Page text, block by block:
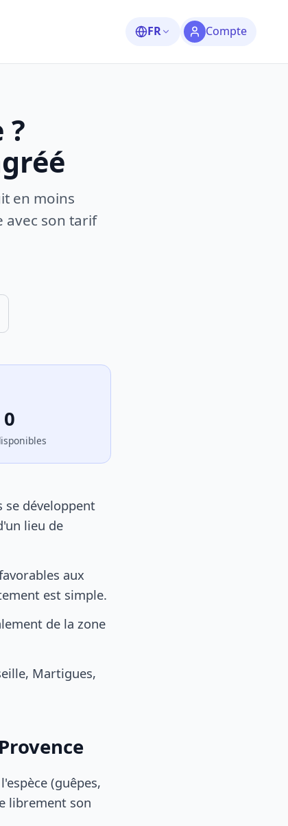
FR Compte
?
en moins
avec son tarif
0
se développent
lieu de
aux
est simple.
de la zone
Martigues,
(guêpes,
librement son